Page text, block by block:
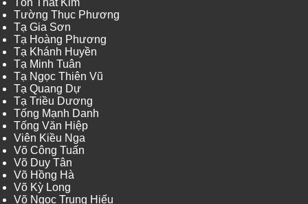
Tường Thục Phương
Tạ Gia Sơn
Tạ Hoàng Phương
Tạ Khánh Huyền
Tạ Minh Tuân
Tạ Ngọc Thiên Vũ
Tạ Quang Dự
Tạ Triều Dương
Tống Mạnh Danh
Tống Văn Hiệp
Viên Kiều Nga
Võ Công Tuấn
Võ Duy Tân
Võ Hồng Hà
Võ Kỳ Long
Võ Ngọc Trung Hiếu